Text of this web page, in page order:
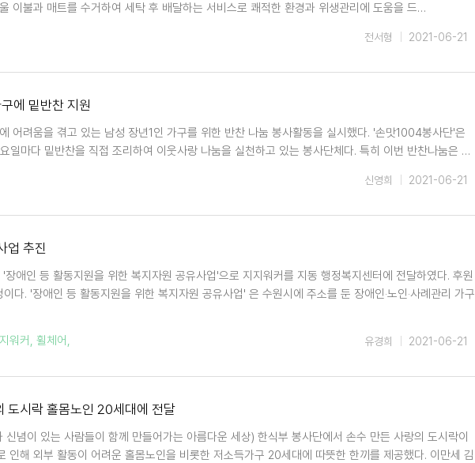
이불과 매트를 수거하여 세탁 후 배달하는 서비스로 쾌적한 환경과 위생관리에 도움을 드…
2021-06-21
전서형
에 밑반찬 지원
어려움을 겪고 있는 남성 장년1인 가구를 위한 반찬 나눔 봉사활동을 실시했다. '손맛1004봉사단'은
일마다 밑반찬을 직접 조리하여 이웃사랑 나눔을 실천하고 있는 봉사단체다. 특히 이번 반찬나눔은 …
2021-06-21
신영희
업 추진
애인 등 활동지원을 위한 복지자원 공유사업'으로 지지워커를 지동 행정복지센터에 전달하였다. 후원
다. '장애인 등 활동지원을 위한 복지자원 공유사업' 은 수원시에 주소를 둔 장애인‧노인‧사례관리 가구
워커 , 휠체어 , 2021-06-21
유경희
도시락 홀몸노인 20세대에 전달
념이 있는 사람들이 함께 만들어가는 아름다운 세상) 한식부 봉사단에서 손수 만든 사랑의 도시락이
인해 외부 활동이 어려운 홀몸노인을 비롯한 저소득가구 20세대에 따뜻한 한끼를 제공했다. 이만세 김